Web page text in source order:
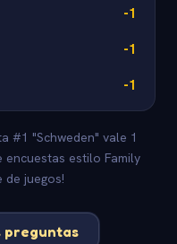
-1
-1
-1
#1 "Schweden" vale 1
encuestas estilo Family
de juegos!
preguntas